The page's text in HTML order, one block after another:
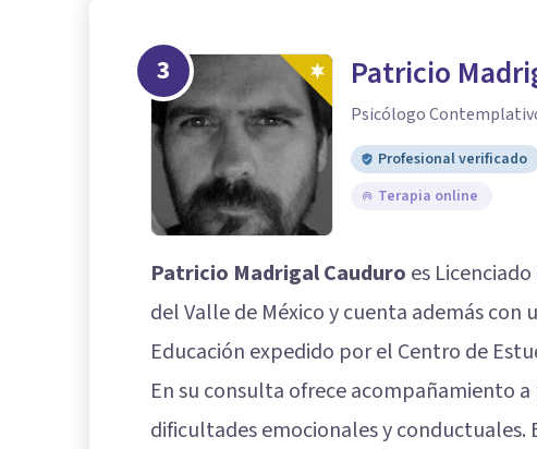
3 Patricio
Psicólogo
Profesional verificado
Terapia online
Patricio Madrigal Cauduro es
del Valle de México y cuenta además con
Educación expedido por el Centro de
En su consulta ofrece acompañamiento
dificultades emocionales y conductuales.